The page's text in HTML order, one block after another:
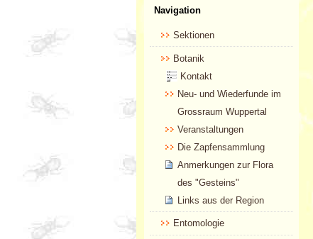
Benutzerspezifische
Navigation
Sektionen
Botanik
Kontakt
Neu- und Wiederfunde im
Grossraum Wuppertal
Veranstaltungen
Die Zapfensammlung
Anmerkungen zur Flora
des "Gesteins"
Links aus der Region
Entomologie